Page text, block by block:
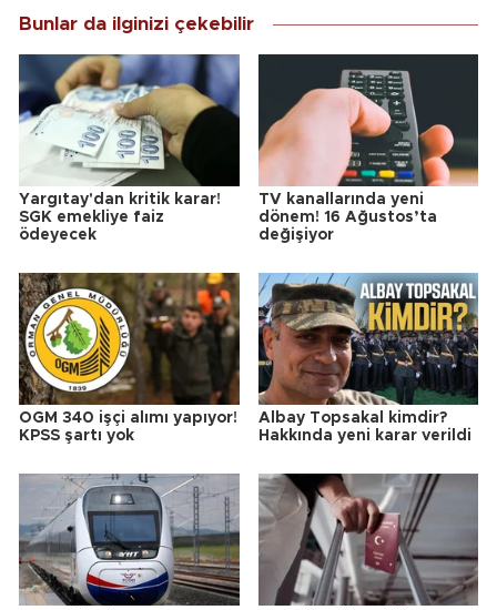
Bunlar da ilginizi çekebilir
Yargıtay'dan kritik karar!
SGK emekliye faiz
ödeyecek
TV kanallarında yeni
dönem! 16 Ağustos’ta
değişiyor
OGM 340 işçi alımı yapıyor!
KPSS şartı yok
Albay Topsakal kimdir?
Hakkında yeni karar verildi